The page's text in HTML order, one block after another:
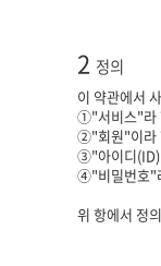
2 정의
이 약관에서
①"서비스"라
②"회원"이라
③"아이디
④"비밀번호"
위 항에서 정